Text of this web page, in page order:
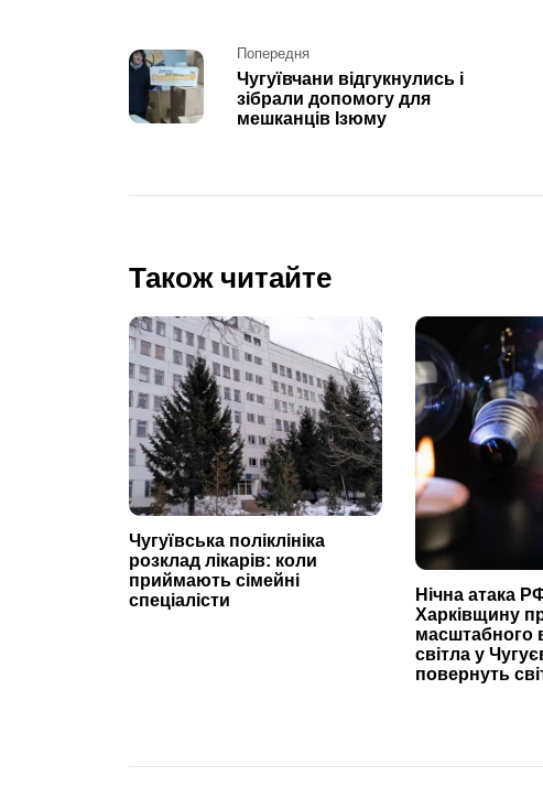
Post
navigation
Попередня
Чугуївчани відгукнулись і
зібрали допомогу для
мешканців Ізюму
Також читайте
Чугуївська поліклініка
розклад лікарів: коли
приймають сімейні
спеціалісти
Нічна атака
Харківщину
масштабного
світла у
повернуть